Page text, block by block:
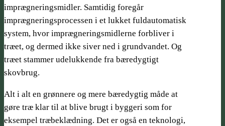
imprægneringsmidler. Samtidig foregår
imprægneringsprocessen i et lukket fuldautomatisk
system, hvor imprægneringsmidlerne forbliver i
træet, og dermed ikke siver ned i grundvandet. Og
træet stammer udelukkende fra bæredygtigt
skovbrug.
Alt i alt en grønnere og mere bæredygtig måde at
gøre træ klar til at blive brugt i byggeri som for
eksempel træbeklædning. Det er også en teknologi,